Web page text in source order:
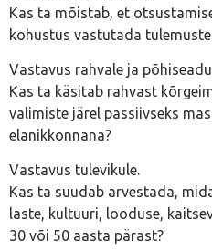
Kas ta mõistab, et
kohustus vastutada
Vastavus rahvale ja
Kas ta käsitab rahvast
valimiste järel passiivseks
elanikkonnana?
Vastavus tulevikule.
Kas ta suudab arvestada,
laste, kultuuri, looduse,
30 või 50 aasta pärast?